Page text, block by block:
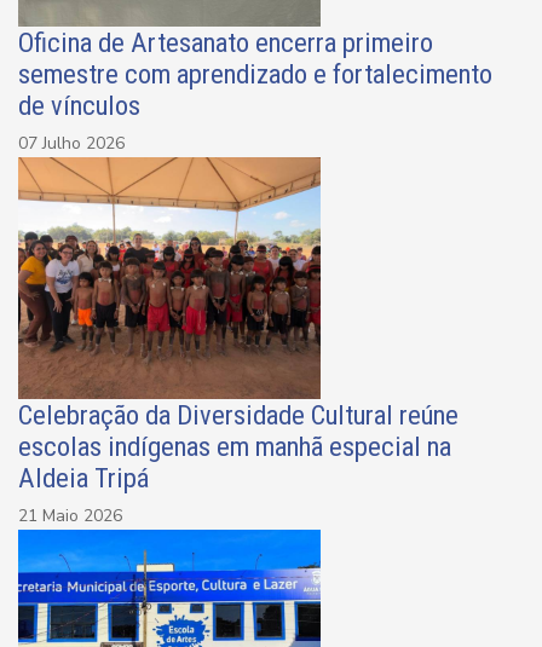
Oficina de Artesanato encerra primeiro
semestre com aprendizado e fortalecimento
de vínculos
07 Julho 2026
Celebração da Diversidade Cultural reúne
escolas indígenas em manhã especial na
Aldeia Tripá
21 Maio 2026